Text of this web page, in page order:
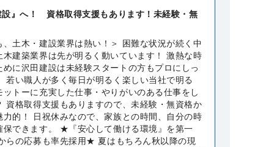
』へ！ 資格取得支援もあります！未経験・無
、土木・建設業界は熱い！＞ 困難な状況が続く中
木建築業界は先が明るく動いています！ 激熱な時
めに沢田建設は未経験スタートの方もプロにしっ
若い職人が多く毎日が明るく楽しい当社で明る
ットーに充実した仕事・やりがいのある仕事をし
資格取得支援もありますので、未経験・無資格か
力的！ 日祝休みなので、家族との時間、自分の時
保できます。 ★『安心して働ける環境』を第一
の応募も率先採用★ 夏はもちろん秋以降の現